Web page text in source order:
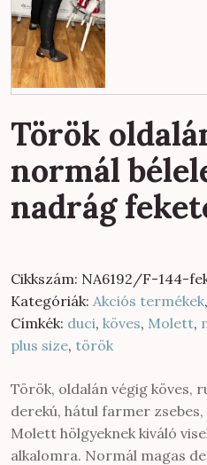
Török
normál
nadrág
Cikkszám: NA6192/F-144-
Kategóriák: Akciós termékek,
Címkék: duci, köves, Molett,
plus size, török
Török, oldalán végig köves,
derekú, hátul farmer
Molett hölgyeknek kiváló
alkalomra. Normál magas